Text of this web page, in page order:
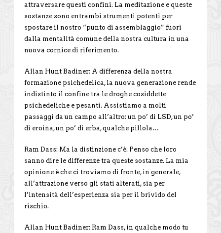
attraversare questi confini. La meditazione e queste
sostanze sono entrambi strumenti potenti per
spostare il nostro “punto di assemblaggio” fuori
dalla mentalità comune della nostra cultura in una
nuova cornice di riferimento.
Allan Hunt Badiner: A differenza della nostra
formazione psichedelica, la nuova generazione rende
indistinto il confine tra le droghe cosiddette
psichedeliche e pesanti. Assistiamo a molti
passaggi da un campo all’altro: un po’ di LSD, un po’
di eroina, un po’ di erba, qualche pillola…
Ram Dass: Ma la distinzione c’è. Penso che loro
sanno dire le differenze tra queste sostanze. La mia
opinione è che ci troviamo di fronte, in generale,
all’attrazione verso gli stati alterati, sia per
l’intensità dell’esperienza sia per il brivido del
rischio.
Allan Hunt Badiner: Ram Dass, in qualche modo tu